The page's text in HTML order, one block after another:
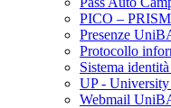
PICO –
Presenze
Protocollo
Sistema
UP - University
Webmail